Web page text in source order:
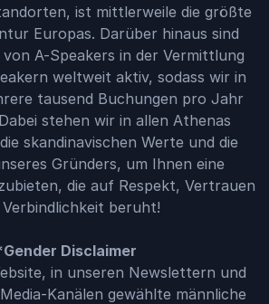
ist mittlerweile die größte
Europas. Darüber hinaus sind
von A-Speakers in der Vermittlung
weltweit aktiv, sodass wir in
tausend Buchungen pro Jahr
stehen wir in allen Athenas
skandinavischen Werte und die
Gründers, um Ihnen eine
die auf Respekt, Vertrauen
Verbindlichkeit beruht!
Disclaimer
in unseren Newslettern und
Kanälen gewählte männliche